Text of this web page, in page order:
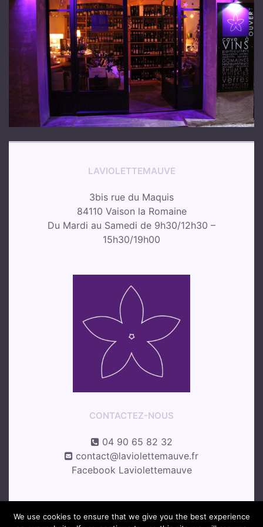
LAVIOLETTEMAUVE
3bis rue du Maquis
84110 Vaison la Romaine
Du Mardi au Samedi de 9h30/12h30 –
15h30/19h00
CONTACTEZ-NOUS
04 90 65 82 32
contact@laviolettemauve.fr
Facebook Laviolettemauve
Le violette mauve 2018 –Copyrights
We use cookies to ensure that we give you the best experience